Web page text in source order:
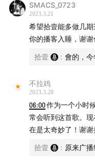
（音乐人 – 歌曲名）
02:22开头& ubras
03:00范宗沛 – 摆渡
19:34King Crimson
27:47 吉松隆 –
Andante
吉松隆 – 2つ
SMACS_0723
2023.3.21
希望拾壹能多做几
你的播客入睡，谢谢
拾壹 : 會的，今
不拉鸡
2023.3.20
06:00作为一个小时
常会听到这首歌。
在是太奇妙了！谢
拾壹 : 原来广